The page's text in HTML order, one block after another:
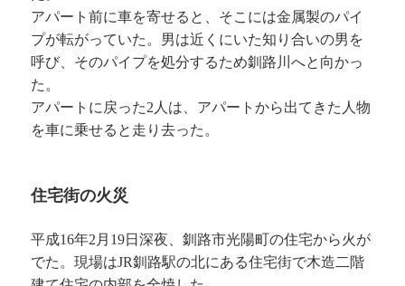
アパート前に車を寄せると、そこには金属製のパイ
プが転がっていた。男は近くにいた知り合いの男を
呼び、そのパイプを処分するため釧路川へと向かっ
た。
アパートに戻った2人は、アパートから出てきた人物
を車に乗せると走り去った。
住宅街の火災
平成16年2月19日深夜、釧路市光陽町の住宅から火が
でた。現場はJR釧路駅の北にある住宅街で木造二階